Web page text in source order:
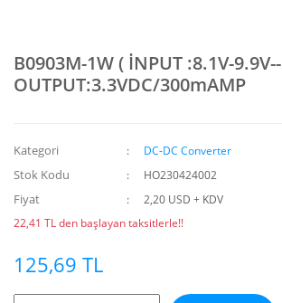
B0903M-1W ( İNPUT :8.1V-9.9V--
OUTPUT:3.3VDC/300mAMP
Kategori DC-DC Converter
Stok Kodu HO230424002
Fiyat
2,20 USD + KDV
22,41 TL den başlayan taksitlerle!!
125,69 TL